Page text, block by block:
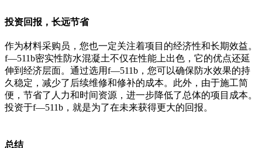
投资回报，长远节省
作为材料采购员，您也一定关注着项目的经济性和长期效益。
f—511b密实性防水混凝土不仅在性能上出色，它的优点还延
伸到经济层面。通过选用f—511b，您可以确保防水效果的持
久稳定，减少了后续维修和修补的成本。此外，由于施工简
便，节省了人力和时间资源，进一步降低了总体的项目成本。
投资于f—511b，就是为了在未来获得更大的回报。
总结